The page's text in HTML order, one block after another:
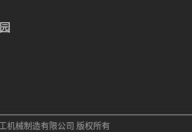
机械制造有限公司 版权所有